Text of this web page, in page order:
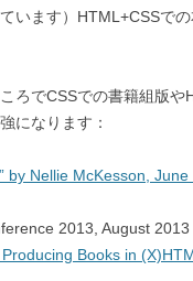
います）HTML+CSSで
ろでCSSでの書籍組版
になります：
by Nellie McKesson,
2013, August 2013
Books in